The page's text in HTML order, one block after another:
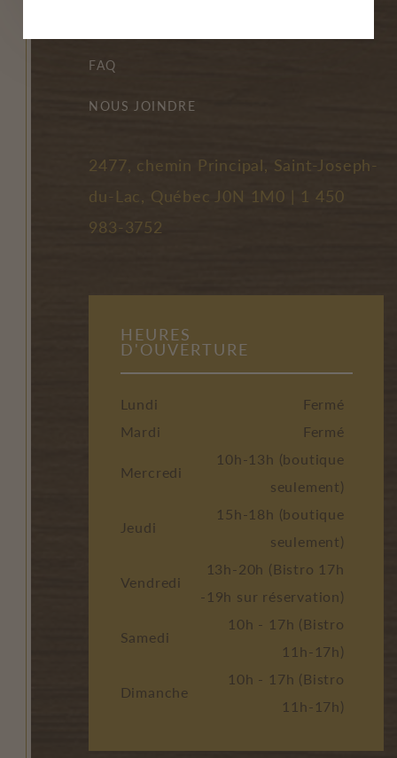
FAQ
NOUS JOINDRE
2477, chemin Principal, Saint-Joseph-
du-Lac, Québec J0N 1M0 | 1 450
983-3752
HEURES
D'OUVERTURE
Lundi
Fermé
Mardi
Fermé
Mercredi
10h-13h (boutique
seulement)
Jeudi
15h-18h (boutique
seulement)
Vendredi
13h-20h (Bistro 17h
-19h sur réservation)
Samedi
10h - 17h (Bistro
11h-17h)
Dimanche
10h - 17h (Bistro
11h-17h)